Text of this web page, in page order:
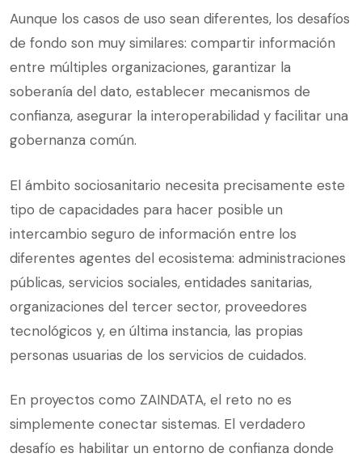
Aunque los casos de uso sean diferentes, los desafíos
de fondo son muy similares: compartir información
entre múltiples organizaciones, garantizar la
soberanía del dato, establecer mecanismos de
confianza, asegurar la interoperabilidad y facilitar una
gobernanza común.
El ámbito sociosanitario necesita precisamente este
tipo de capacidades para hacer posible un
intercambio seguro de información entre los
diferentes agentes del ecosistema: administraciones
públicas, servicios sociales, entidades sanitarias,
organizaciones del tercer sector, proveedores
tecnológicos y, en última instancia, las propias
personas usuarias de los servicios de cuidados.
En proyectos como ZAINDATA, el reto no es
simplemente conectar sistemas. El verdadero
desafío es habilitar un entorno de confianza donde